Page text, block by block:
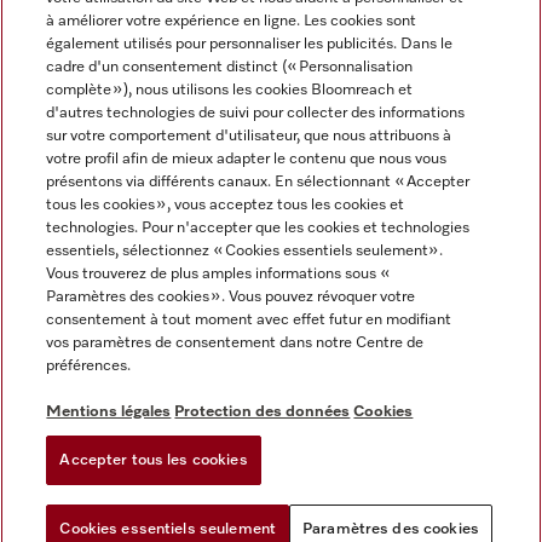
Mentions légales
CGV
Protection des données
Conditions d'utilisation
Déclaration d'accessibilité
Reglement sur les services numeriques
Paramètres des cookies
Miele sur Instagram
Miele sur Facebook
Miele sur Youtube
à améliorer votre expérience en ligne. Les cookies sont
également utilisés pour personnaliser les publicités. Dans le
cadre d'un consentement distinct (« Personnalisation
complète »), nous utilisons les cookies Bloomreach et
d'autres technologies de suivi pour collecter des informations
sur votre comportement d'utilisateur, que nous attribuons à
votre profil afin de mieux adapter le contenu que nous vous
présentons via différents canaux. En sélectionnant « Accepter
tous les cookies », vous acceptez tous les cookies et
technologies. Pour n'accepter que les cookies et technologies
essentiels, sélectionnez « Cookies essentiels seulement».
Vous trouverez de plus amples informations sous «
Paramètres des cookies ». Vous pouvez révoquer votre
consentement à tout moment avec effet futur en modifiant
vos paramètres de consentement dans notre Centre de
préférences.
Mentions légales Protection des données Cookies
Accepter tous les cookies
Cookies essentiels seulement Paramètres des cookies